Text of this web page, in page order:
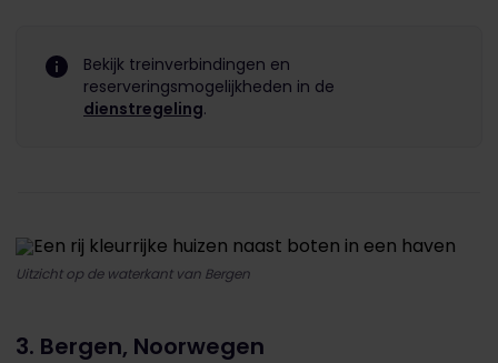
Bekijk treinverbindingen en
reserveringsmogelijkheden in de
dienstregeling.
Uitzicht op de waterkant van Bergen
3. Bergen, Noorwegen